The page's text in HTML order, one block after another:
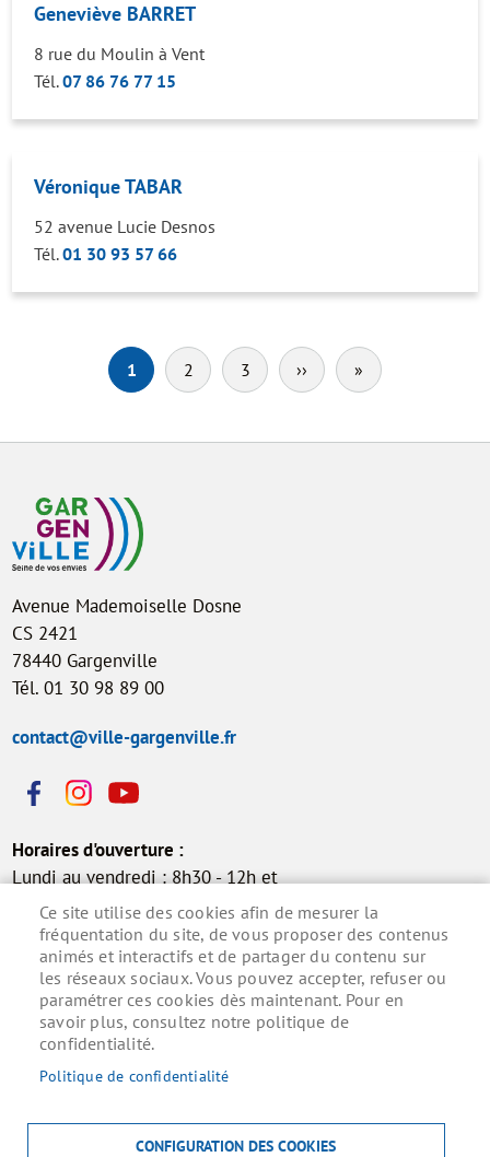
Geneviève BARRET
8 rue du Moulin à Vent
Tél.07 86 76 77 15
Véronique TABAR
52 avenue Lucie Desnos
Tél.01 30 93 57 66
1 2 3 ›› Page
» Dernière
Avenue Mademoiselle Dosne
CS 2421
78440 Gargenville
Tél. 01 30 98 89 00
contact@ville-gargenville.fr
Horaires d'ouverture :
Lundi au vendredi : 8h30 - 12h et
13h30 - 17h30
Samedi : 9h - 12h (permanence
état civil)
Inscrivez-vous à la lettre d'information municipale
pour ne rien manquer de l'actualité.
S'ABONNER
Ce site utilise des cookies afin de mesurer la
fréquentation du site, de vous proposer des contenus
animés et interactifs et de partager du contenu sur
les réseaux sociaux. Vous pouvez accepter, refuser ou
paramétrer ces cookies dès maintenant. Pour en
savoir plus, consultez notre politique de
confidentialité.
Politique de confidentialité
CONFIGURATION DES COOKIES